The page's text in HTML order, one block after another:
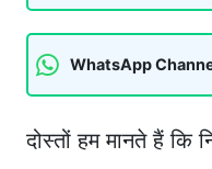
WhatsApp
दोस्तों हम मानते हैं कि